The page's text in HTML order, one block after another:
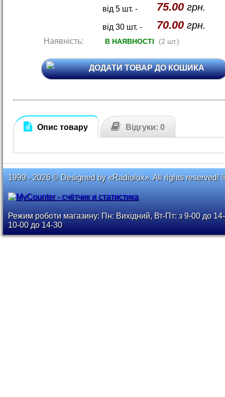
від 5 шт. - 75.00грн.
від 30 шт. - 70.00грн.
Наявність: В НАЯВНОСТІ (2 шт.)
ДОДАТИ ТОВАР ДО КОШИКА
Опис товару Відгуки: 0
1999 - 2026 © Designed by «Radiolux». All rights reserved!
Режим роботи магазину: Пн: Вихідний, Вт-Пт: з 9-00 до
10-00 до 14-30